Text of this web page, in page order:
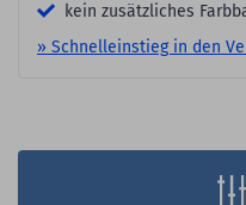
kein zusätzliches
» Schnelleinstieg in den